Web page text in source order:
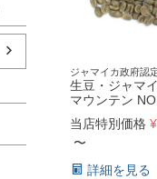
ジャマイカ政府認
生豆・ジャマ
マウンテン
当店特別価格 ¥
〜
詳細を見る